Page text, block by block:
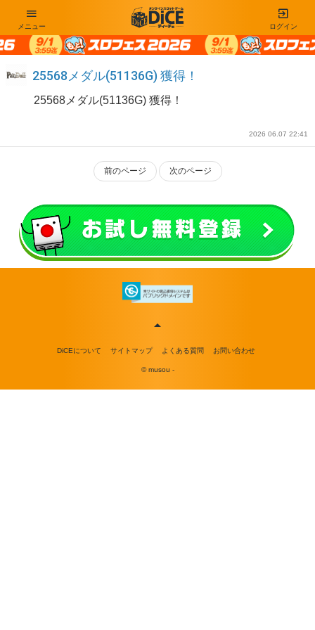
ログイン
メニュー
25568メダル(51136G) 獲得！
25568メダル(51136G) 獲得！
2026 06.07 22:41
前のページ 次のページ
DiCEについて サイトマップ よくある質問 お問い合わせ
© musou -